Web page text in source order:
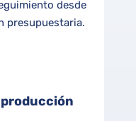
desde
presupuestaria.